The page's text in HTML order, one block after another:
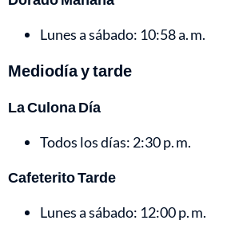
Lunes a sábado: 10:58 a. m.
Mediodía y tarde
La Culona Día
Todos los días: 2:30 p. m.
Cafeterito Tarde
Lunes a sábado: 12:00 p. m.